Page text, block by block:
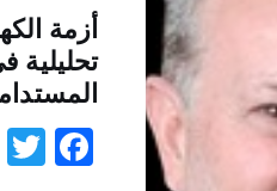
أزمة
تحليلية
F